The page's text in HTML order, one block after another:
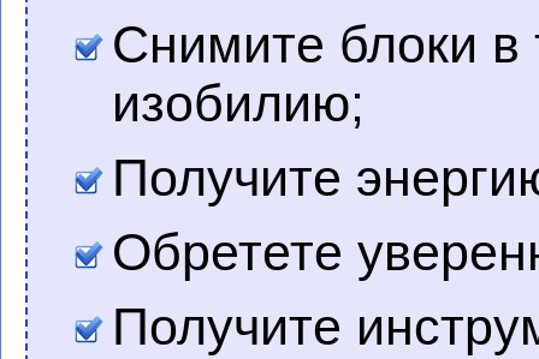
Снимите блоки
изобилию;
Получите
Обретете
Получите